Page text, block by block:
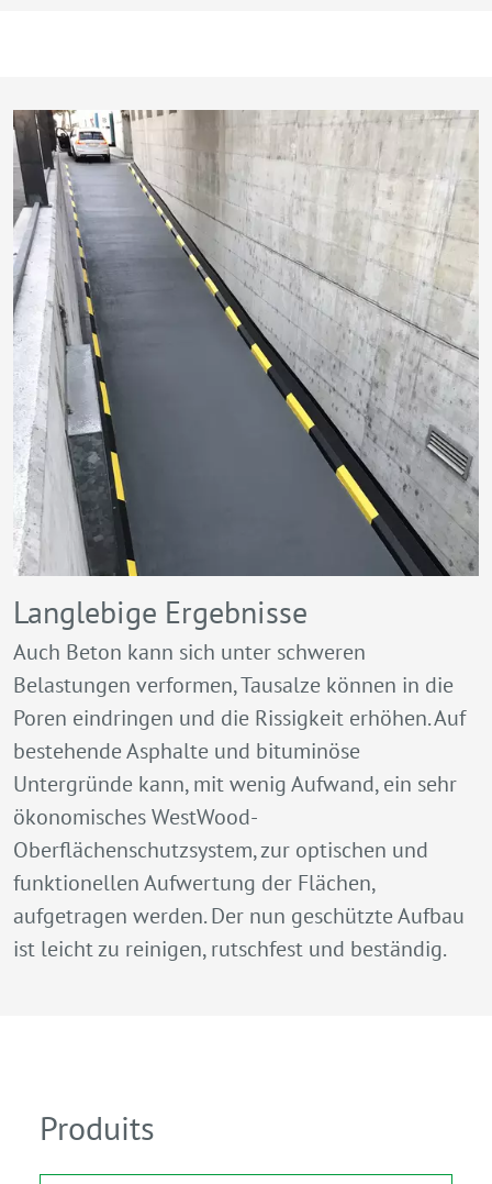
Langlebige Ergebnisse
Auch Beton kann sich unter schweren
Belastungen verformen, Tausalze können in die
Poren eindringen und die Rissigkeit erhöhen. Auf
bestehende Asphalte und bituminöse
Untergründe kann, mit wenig Aufwand, ein sehr
ökonomisches WestWood-
Oberflächenschutzsystem, zur optischen und
funktionellen Aufwertung der Flächen,
aufgetragen werden. Der nun geschützte Aufbau
ist leicht zu reinigen, rutschfest und beständig.
Produits